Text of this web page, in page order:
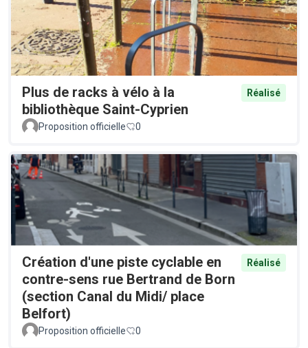
Plus de racks à vélo à la
bibliothèque Saint-Cyprien
Réalisé
Proposition officielle 0
Création d'une piste cyclable en
contre-sens rue Bertrand de Born
(section Canal du Midi/ place
Belfort)
Réalisé
Proposition officielle 0